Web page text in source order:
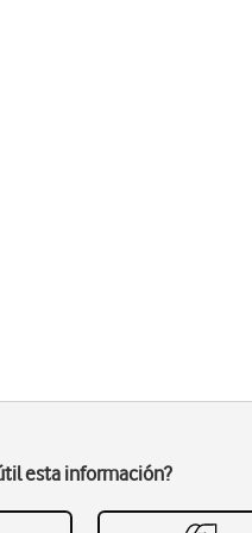
esta información?